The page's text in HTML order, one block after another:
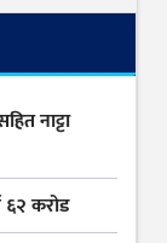
नाट्टा
करोड